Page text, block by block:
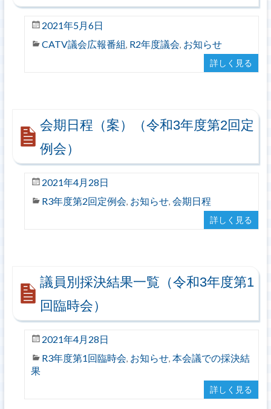
2021年5月6日
CATV議会広報番組, R2年度議会, お知らせ
詳しく見る
会期日程（案）（令和3年度第2回定
例会）
2021年4月28日
R3年度第2回定例会, お知らせ, 会期日程
詳しく見る
議員別採決結果一覧（令和3年度第1
回臨時会）
2021年4月28日
R3年度第1回臨時会, お知らせ, 本会議での採決結
果
詳しく見る